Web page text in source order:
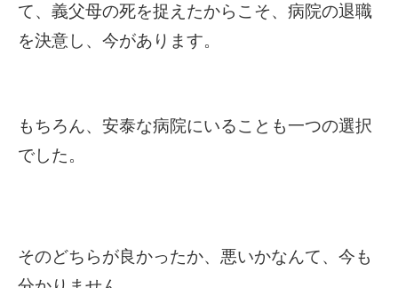
て、義父母の死を捉えたからこそ、病院の退職
を決意し、今があります。
もちろん、安泰な病院にいることも一つの選択
でした。
そのどちらが良かったか、悪いかなんて、今も